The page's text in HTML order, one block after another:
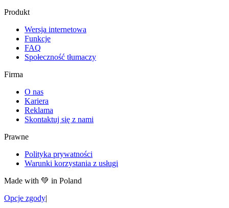
Produkt
Wersja internetowa
Funkcje
FAQ
Społeczność tłumaczy
Firma
O nas
Kariera
Reklama
Skontaktuj się z nami
Prawne
Polityka prywatności
Warunki korzystania z usługi
Made with 💚 in Poland
Opcje zgody|